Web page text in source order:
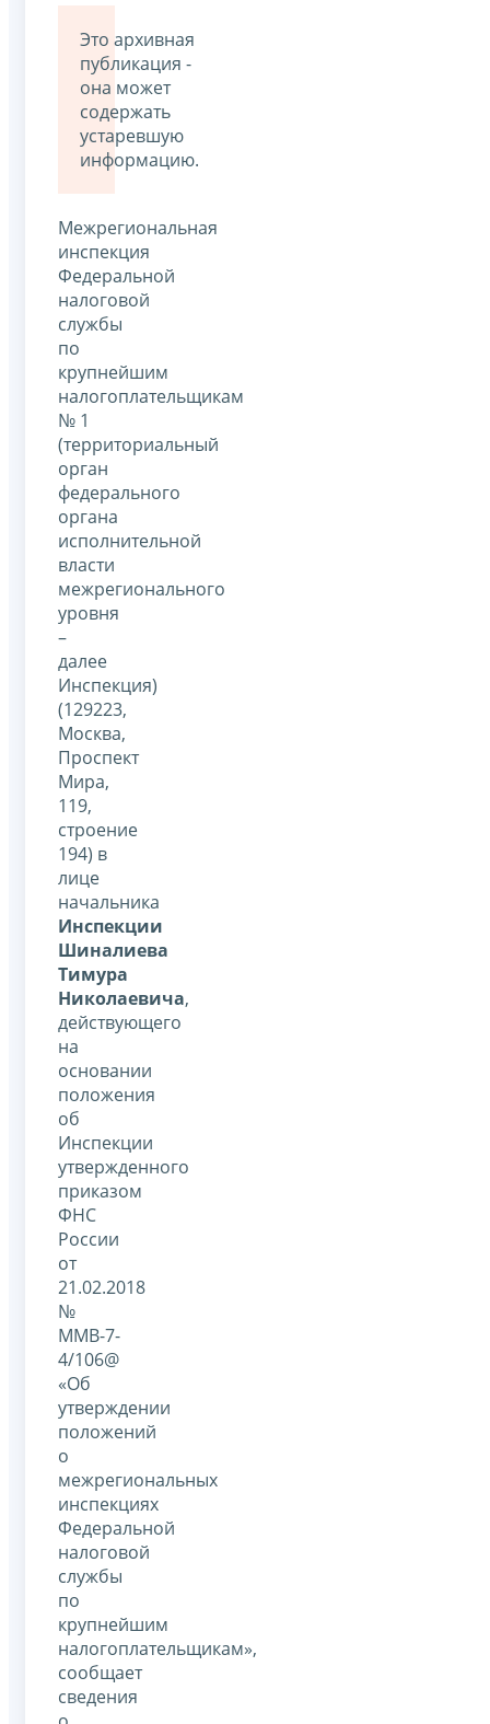
Это архивная
публикация -
она может
содержать
устаревшую
информацию.
Межрегиональная
инспекция
Федеральной
налоговой
службы
по
крупнейшим
налогоплательщикам
№ 1
(территориальный
орган
федерального
органа
исполнительной
власти
межрегионального
уровня
–
далее
Инспекция)
(129223,
Москва,
Проспект
Мира,
119,
строение
194) в
лице
начальника
Инспекции
Шиналиева
Тимура
Николаевича,
действующего
на
основании
положения
об
Инспекции
утвержденного
приказом
ФНС
России
от
21.02.2018
№
ММВ-7-
4/106@
«Об
утверждении
положений
о
межрегиональных
инспекциях
Федеральной
налоговой
службы
по
крупнейшим
налогоплательщикам»,
сообщает
сведения